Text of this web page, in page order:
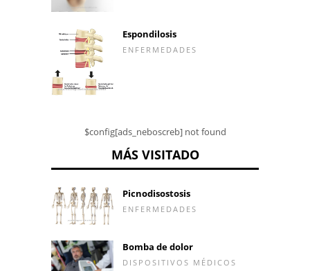
Espondilosis
ENFERMEDADES
$config[ads_neboscreb] not found
MÁS VISITADO
Picnodisostosis
ENFERMEDADES
Bomba de dolor
DISPOSITIVOS MÉDICOS